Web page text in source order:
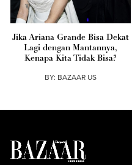
Jika Ariana Grande Bisa Dekat
Lagi dengan Mantannya,
Kenapa Kita Tidak Bisa?
BY: BAZAAR US